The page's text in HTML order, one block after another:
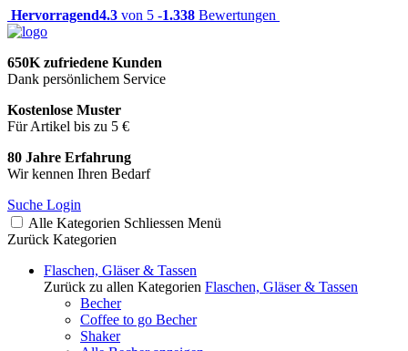
Hervorragend4.3 von 5 -1.338 Bewertungen
650K zufriedene Kunden
Dank persönlichem Service
Kostenlose Muster
Für Artikel bis zu 5 €
80 Jahre Erfahrung
Wir kennen Ihren Bedarf
Suche Login
Alle Kategorien Schliessen Menü
Zurück Kategorien
Flaschen, Gläser & Tassen
Zurück zu allen Kategorien Flaschen, Gläser & Tassen
Becher
Coffee to go Becher
Shaker